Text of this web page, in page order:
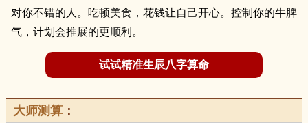
对你不错的人。吃顿美食，花钱让自己开心。控制你的牛脾
气，计划会推展的更顺利。
试试精准生辰八字算命
大师测算：